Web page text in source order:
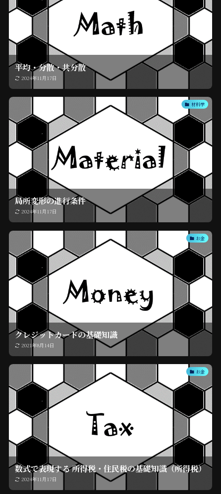
平均・分散・共分散
2024年11月17日
材料学
局所変形の進行条件
2024年11月17日
お金
クレジットカードの基礎知識
2021年8月14日
お金
数式で表現する 所得税・住民税の基礎知識（所得税）
2024年11月17日